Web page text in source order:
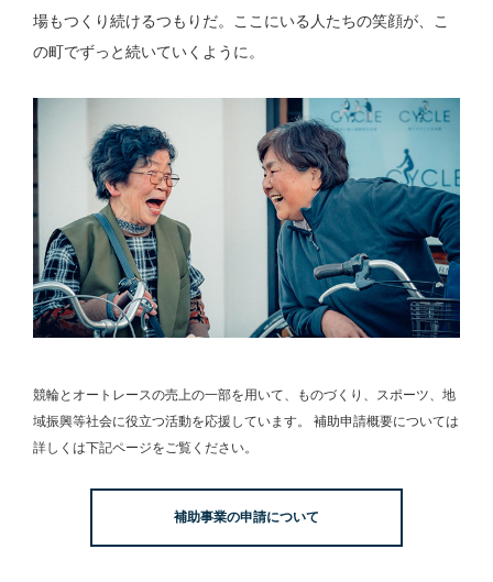
場もつくり続けるつもりだ。ここにいる人たちの笑顔が、こ
の町でずっと続いていくように。
競輪とオートレースの売上の一部を用いて、
ものづくり、スポーツ、地
域振興等社会に役立つ活動を応援しています。
補助申請概要については
詳しくは下記ページをご覧ください。
補助事業の申請について